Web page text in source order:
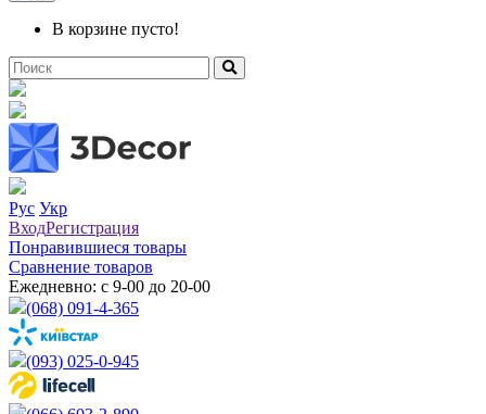
В корзине пусто!
Рус Укр
ВходРегистрация
Понравившиеся товары
Сравнение товаров
Ежедневно: с 9-00 до 20-00
(068) 091-4-365
(093) 025-0-945